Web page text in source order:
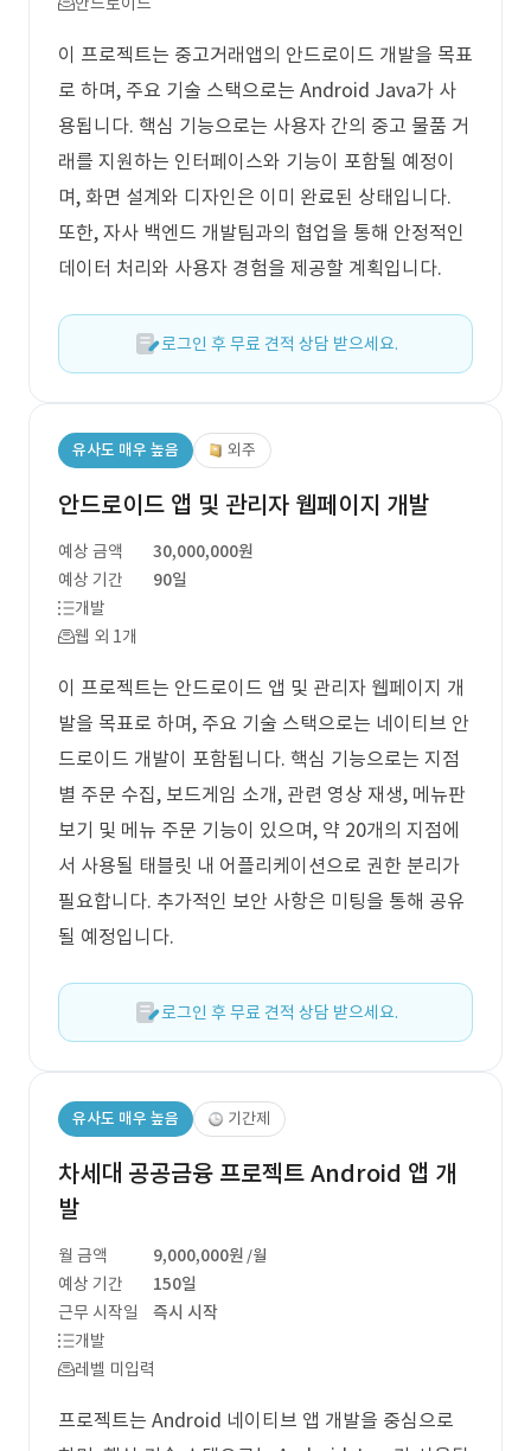
이 프로젝트는 중고거래앱의 안드로이드 개발을 목표
로 하며, 주요 기술 스택으로는 Android Java가 사
용됩니다. 핵심 기능으로는 사용자 간의 중고 물품 거
래를 지원하는 인터페이스와 기능이 포함될 예정이
며, 화면 설계와 디자인은 이미 완료된 상태입니다.
또한, 자사 백엔드 개발팀과의 협업을 통해 안정적인
데이터 처리와 사용자 경험을 제공할 계획입니다.
로그인 후 무료 견적 상담 받으세요.
유사도 매우 높음 외주
안드로이드 앱 및 관리자 웹페이지 개발
예상 금액
30,000,000원
예상 기간
90일
개발
웹 외 1개
이 프로젝트는 안드로이드 앱 및 관리자 웹페이지 개
발을 목표로 하며, 주요 기술 스택으로는 네이티브 안
드로이드 개발이 포함됩니다. 핵심 기능으로는 지점
별 주문 수집, 보드게임 소개, 관련 영상 재생, 메뉴판
보기 및 메뉴 주문 기능이 있으며, 약 20개의 지점에
서 사용될 태블릿 내 어플리케이션으로 권한 분리가
필요합니다. 추가적인 보안 사항은 미팅을 통해 공유
될 예정입니다.
로그인 후 무료 견적 상담 받으세요.
유사도 매우 높음 기간제
차세대 공공금융 프로젝트 Android 앱 개
발
월 금액 9,000,000원 /월
예상 기간
150일
근무 시작일
즉시 시작
개발
레벨 미입력
프로젝트는 Android 네이티브 앱 개발을 중심으로